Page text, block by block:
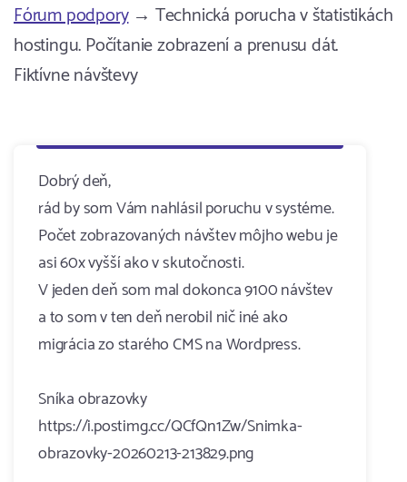
Fórum podpory→ Technická porucha v štatistikách
hostingu. Počítanie zobrazení a prenusu dát.
Fiktívne návštevy
Dobrý deň,
rád by som Vám nahlásil poruchu v systéme.
Počet zobrazovaných návštev môjho webu je
asi 60x vyšší ako v skutočnosti.
V jeden deň som mal dokonca 9100 návštev
a to som v ten deň nerobil nič iné ako
migrácia zo starého CMS na Wordpress.
Sníka obrazovky
https://i.postimg.cc/QCfQn1Zw/Snimka-
obrazovky-20260213-213829.png